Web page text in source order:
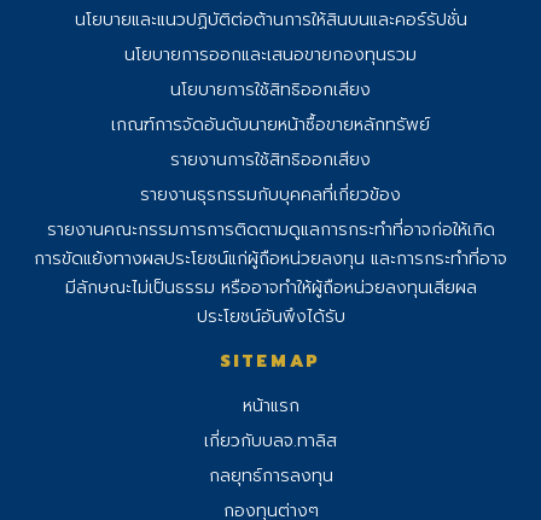
นโยบายและแนวปฏิบัติต่อต้านการให้สินบนและคอร์รัปชั่น
นโยบายการออกและเสนอขายกองทุนรวม
นโยบายการใช้สิทธิออกเสียง
เกณฑ์การจัดอันดับนายหน้าซื้อขายหลักทรัพย์
รายงานการใช้สิทธิออกเสียง
รายงานธุรกรรมกับบุคคลที่เกี่ยวข้อง
รายงานคณะกรรมการการติดตามดูแลการกระทําที่อาจก่อให้เกิด
การขัดแย้งทางผลประโยชน์แก่ผู้ถือหน่วยลงทุน และการกระทําที่อาจ
มีลักษณะไม่เป็นธรรม หรืออาจทําให้ผู้ถือหน่วยลงทุนเสียผล
ประโยชน์อันพึงได้รับ
SITEMAP
หน้าแรก
เกี่ยวกับบลจ.ทาลิส
กลยุทธ์การลงทุน
กองทุนต่างๆ